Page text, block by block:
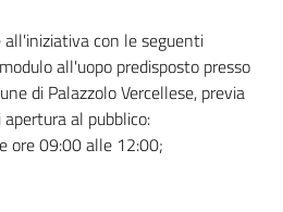
con le seguenti
all'uopo predisposto presso
di Palazzolo Vercellese, previa
al pubblico:
ore 09:00 alle 12:00;